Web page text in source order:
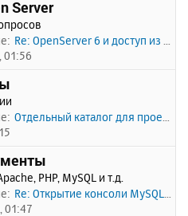
Server
Re: OpenServer 6 и доступ из …
01:56
Отдельный каталог для проекто…
PHP, MySQL и т.д.
Re: Открытие консоли MySQL по…
01:47